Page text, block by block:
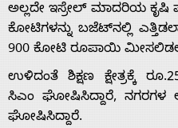
Home
About
ಅಲ್ಲದೇ ಇಸ್ರೇಲ್ ಮಾದರಿಯ ಕೃಷಿ
ಕೋಟಿಗಳನ್ನು ಬಜೆಟ್‌ನಲ್ಲಿ
900 ಕೋಟಿ ರೂಪಾಯಿ
ಉಳಿದಂತೆ ಶಿಕ್ಷಣ ಕ್ಷೇತ್ರಕ್ಕೆ
ಸಿಎಂ ಘೋಷಿಸಿದ್ದಾರೆ, ನಗರಗಳ
ಘೋಷಿಸಿದ್ದಾರೆ.